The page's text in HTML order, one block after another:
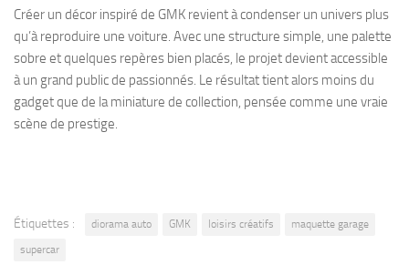
Créer un décor inspiré de GMK revient à condenser un univers plus
qu’à reproduire une voiture. Avec une structure simple, une palette
sobre et quelques repères bien placés, le projet devient accessible
à un grand public de passionnés. Le résultat tient alors moins du
gadget que de la miniature de collection, pensée comme une vraie
scène de prestige.
Étiquettes : diorama auto GMK loisirs créatifs
maquette garage
supercar